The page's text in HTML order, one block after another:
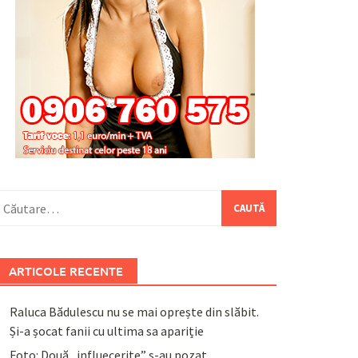
după:
ARTICOLE RECENTE
Raluca Bădulescu nu se mai oprește din slăbit.
Și-a șocat fanii cu ultima sa apariție